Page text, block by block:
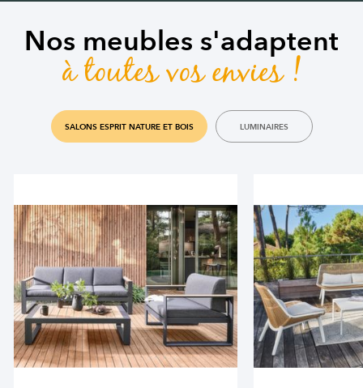
Nos meubles s'adaptent
à toutes vos envies !
SALONS ESPRIT NATURE ET BOIS LUMINAIRES